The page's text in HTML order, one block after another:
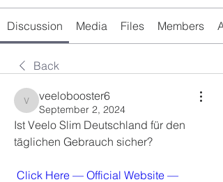
Discussion Media Files Members
Back
veelobooster6
veelobooster6
September 2, 2024
Ist Veelo Slim Deutschland für den
täglichen Gebrauch sicher?
Click Here — Official Website —